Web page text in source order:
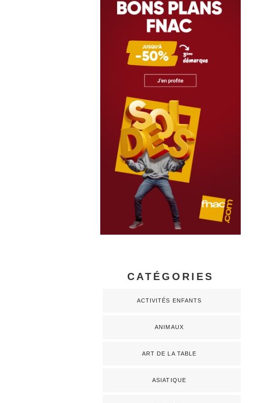
CATÉGORIES
ACTIVITÉS ENFANTS
ANIMAUX
ART DE LA TABLE
ASIATIQUE